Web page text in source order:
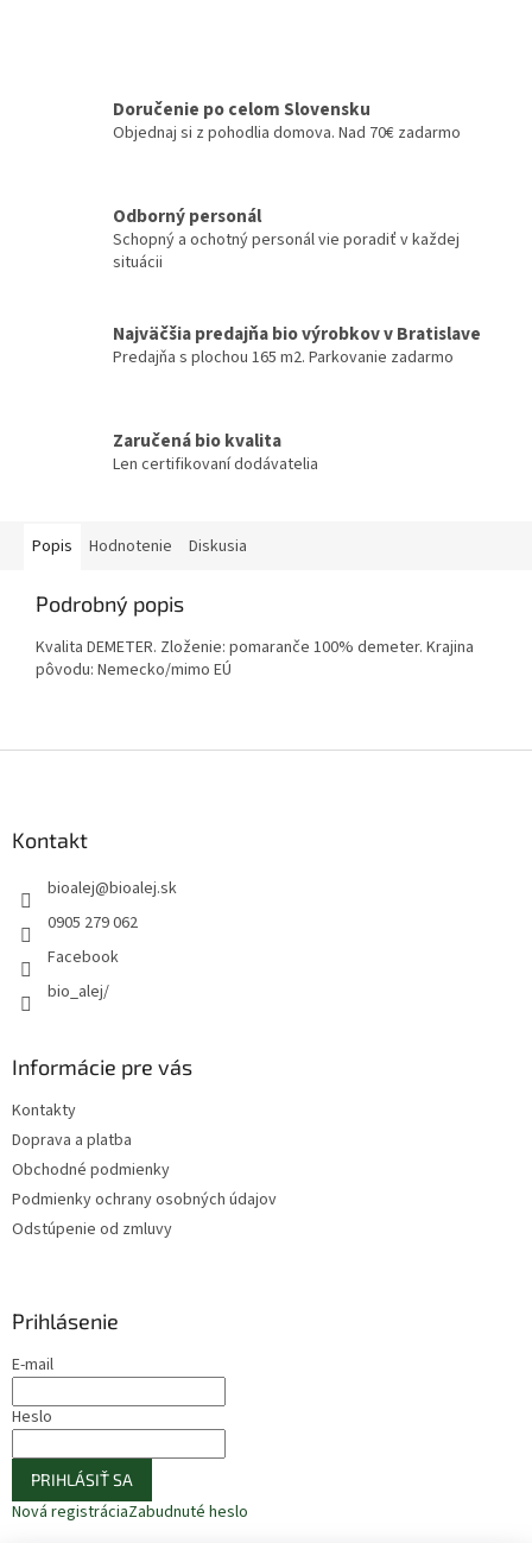
Doručenie po celom Slovensku
Objednaj si z pohodlia domova. Nad 70€ zadarmo
Odborný personál
Schopný a ochotný personál vie poradiť v každej
situácii
Najväčšia predajňa bio výrobkov v Bratislave
Predajňa s plochou 165 m2. Parkovanie zadarmo
Zaručená bio kvalita
Len certifikovaní dodávatelia
Popis Hodnotenie Diskusia
Podrobný popis
Kvalita DEMETER. Zloženie: pomaranče 100% demeter. Krajina
pôvodu: Nemecko/mimo EÚ
Kontakt
bioalej@bioalej.sk
0905 279 062
Facebook
bio_alej/
Informácie pre vás
Kontakty
Doprava a platba
Obchodné podmienky
Podmienky ochrany osobných údajov
Odstúpenie od zmluvy
Prihlásenie
E-mail
Heslo
PRIHLÁSIŤ SA
Nová registráciaZabudnuté heslo